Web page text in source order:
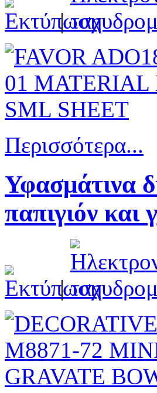
|
Περισσότερα...
Υφασμάτινα
παπιγιόν και
|